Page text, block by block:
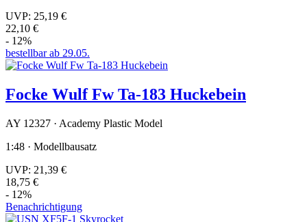
UVP: 25,19 €
22,10 €
- 12%
bestellbar ab 29.05.
Focke Wulf Fw Ta-183 Huckebein
AY 12327 · Academy Plastic Model
1:48 · Modellbausatz
UVP: 21,39 €
18,75 €
- 12%
Benachrichtigung